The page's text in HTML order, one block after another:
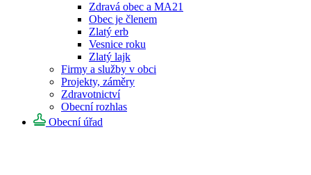
Zdravá obec a MA21
Obec je členem
Zlatý erb
Vesnice roku
Zlatý lajk
Firmy a služby v obci
Projekty, záměry
Zdravotnictví
Obecní rozhlas
Obecní úřad